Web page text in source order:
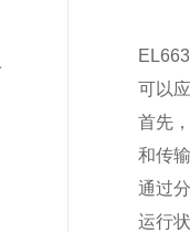
可以
首先
和传
通过
运行